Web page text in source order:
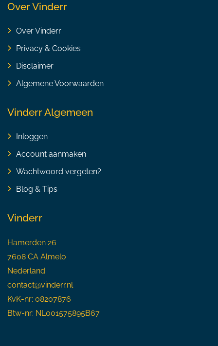
Over Vinderr
Over Vinderr
Privacy & Cookies
Disclaimer
Algemene Voorwaarden
Vinderr Algemeen
Inloggen
Account aanmaken
Wachtwoord vergeten?
Blog & Tips
Vinderr
Hamerden 26
7608 CA Almelo
Nederland
contact@vinderr.nl
KvK-nr: 08207876
Btw-nr: NL001575895B67